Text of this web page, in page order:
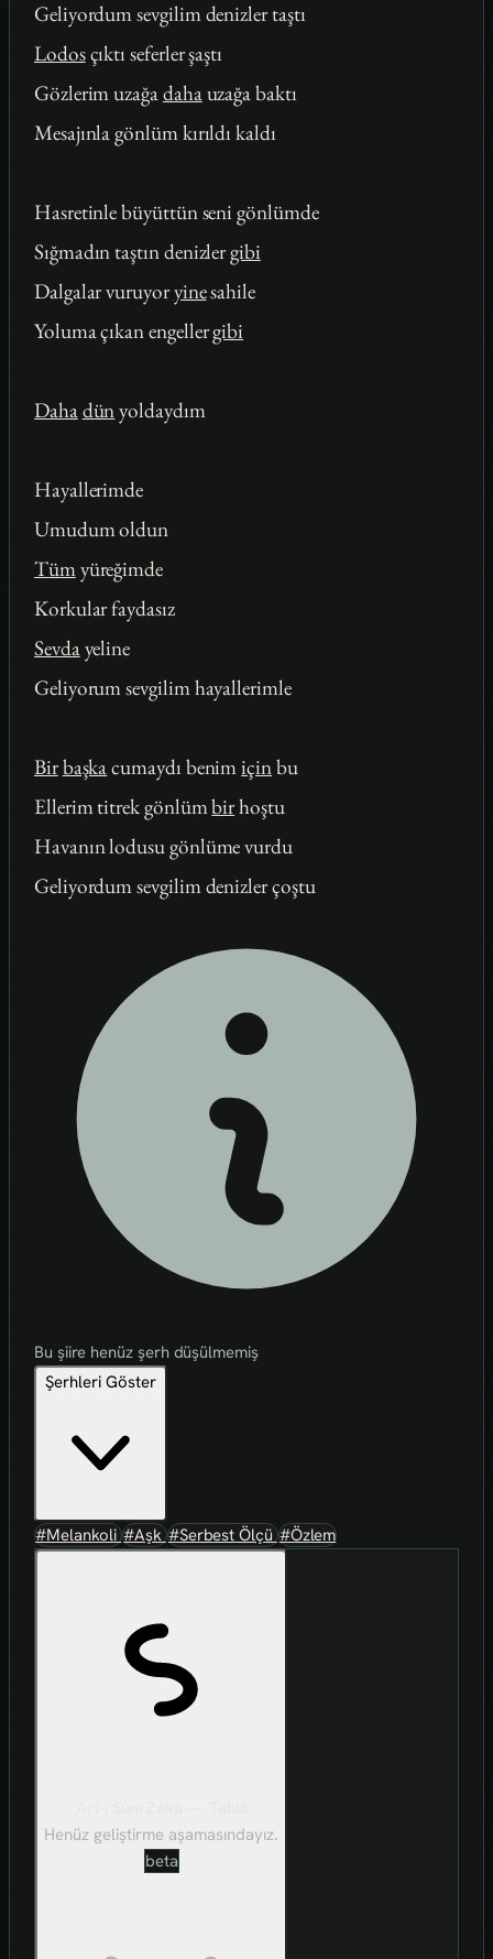
Geliyordum sevgilim denizler taştı
Lodosçıktı seferler şaştı
Gözlerim uzağadahauzağa baktı
Mesajınla gönlüm kırıldı kaldı
Hasretinle büyüttün seni gönlümde
Sığmadın taştın denizlergibi
Dalgalar vuruyoryinesahile
Yoluma çıkan engellergibi
Dahadünyoldaydım
Hayallerimde
Umudum oldun
Tümyüreğimde
Korkular faydasız
Sevdayeline
Geliyorum sevgilim hayallerimle
Birbaşkacumaydı benimiçinbu
Ellerim titrek gönlümbirhoştu
Havanın lodusu gönlüme vurdu
Geliyordum sevgilim denizler çoştu
Bu şiire henüz şerh düşülmemiş
Şerhleri Göster
#Melankoli#Aşk#Serbest Ölçü#Özlem
Henüz geliştirme aşamasındayız.
beta